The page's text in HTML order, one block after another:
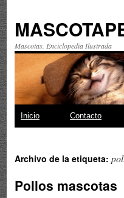
Mascotas. Enciclopedia Ilustrada
Saltar
contenido
Inicio Contacto
Archivo de la etiqueta:
Pollos mascotas